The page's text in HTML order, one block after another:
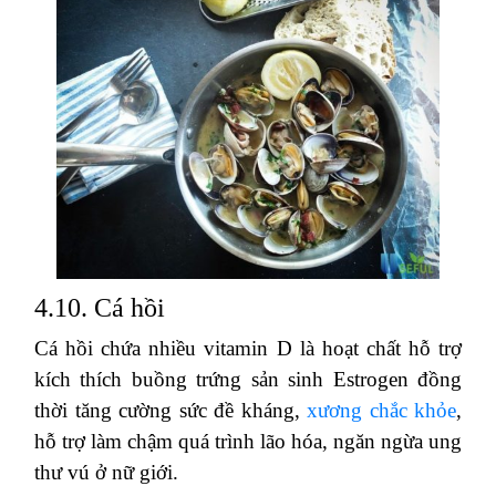
4.10. Cá hồi
Cá hồi chứa nhiều vitamin D là hoạt chất hỗ trợ
kích thích buồng trứng sản sinh Estrogen đồng
thời tăng cường sức đề kháng, xương chắc khỏe,
hỗ trợ làm chậm quá trình lão hóa, ngăn ngừa ung
thư vú ở nữ giới.